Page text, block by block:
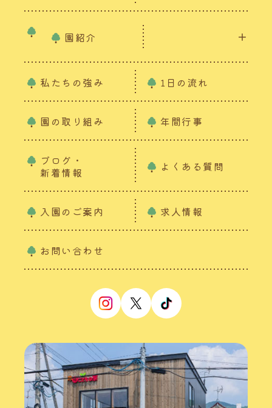
園紹介
私たちの強み 1日の流れ
園の取り組み 年間行事
ブログ・
新着情報
よくある質問
入園のご案内 求人情報
お問い合わせ